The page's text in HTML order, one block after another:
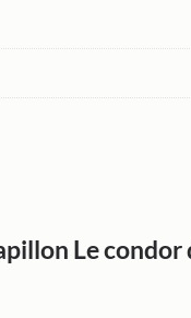
Le condor